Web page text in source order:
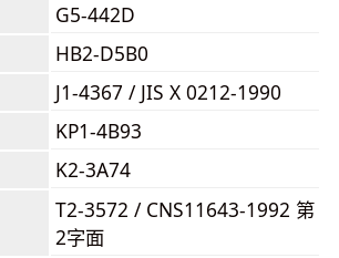
G5-442D
HB2-D5B0
J1-4367 / JIS X 0212-1990
KP1-4B93
K2-3A74
T2-3572 / CNS11643-1992 第
2字面